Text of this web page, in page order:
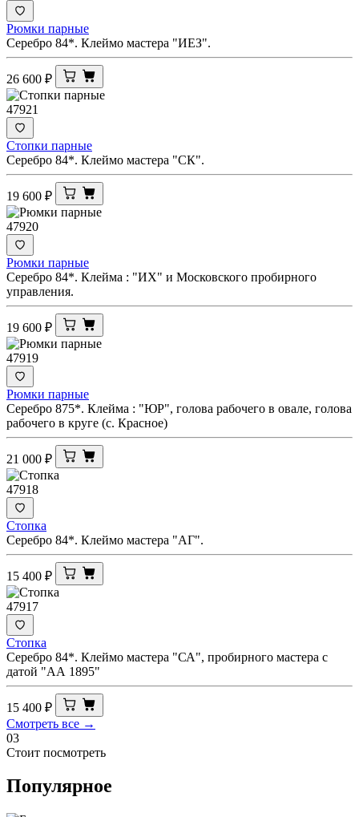
Рюмки парные
Серебро 84*. Клеймо мастера "ИЕЗ".
26 600 ₽
47921
Стопки парные
Серебро 84*. Клеймо мастера "СК".
19 600 ₽
47920
Рюмки парные
Серебро 84*. Клейма : "ИХ" и Московского пробирного
управления.
19 600 ₽
47919
Рюмки парные
Серебро 875*. Клейма : "ЮР", голова рабочего в овале, голова
рабочего в круге (с. Красное)
21 000 ₽
47918
Стопка
Серебро 84*. Клеймо мастера "АГ".
15 400 ₽
47917
Стопка
Серебро 84*. Клеймо мастера "СА", пробирного мастера с
датой "АА 1895"
15 400 ₽
Смотреть все →
03
Стоит посмотреть
Популярное